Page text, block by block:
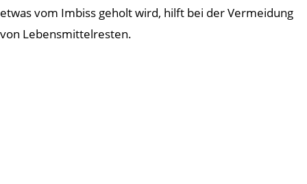
etwas vom Imbiss geholt wird, hilft bei der Vermeidung
von Lebensmittelresten.